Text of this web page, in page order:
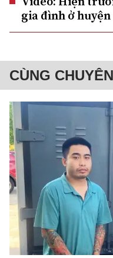
gia đình ở
CÙNG